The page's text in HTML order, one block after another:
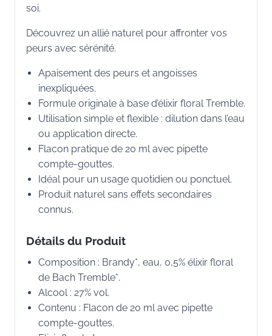
soi.
Découvrez un allié naturel pour affronter vos
peurs avec sérénité.
Apaisement des peurs et angoisses
inexpliquées.
Formule originale à base d’élixir floral Tremble.
Utilisation simple et flexible : dilution dans l’eau
ou application directe.
Flacon pratique de 20 ml avec pipette
compte-gouttes.
Idéal pour un usage quotidien ou ponctuel.
Produit naturel sans effets secondaires
connus.
Détails du Produit
Composition : Brandy*, eau, 0,5% élixir floral
de Bach Tremble*.
Alcool : 27% vol.
Contenu : Flacon de 20 ml avec pipette
compte-gouttes.